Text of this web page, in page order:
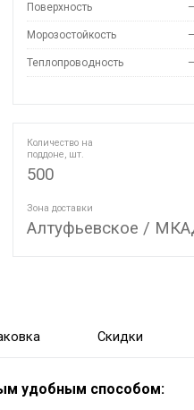
Поверхность
Морозостойкость
Теплопроводность
Количество на
поддоне, шт.
500
Зона доставки
Алтуфьевское /
Скидки
удобным способом: